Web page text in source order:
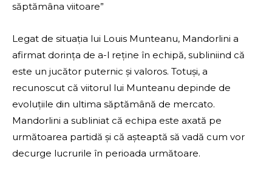
săptămâna viitoare”
Legat de situația lui Louis Munteanu, Mandorlini a
afirmat dorința de a-l reține în echipă, subliniind că
este un jucător puternic și valoros. Totuși, a
recunoscut că viitorul lui Munteanu depinde de
evoluțiile din ultima săptămână de mercato.
Mandorlini a subliniat că echipa este axată pe
următoarea partidă și că așteaptă să vadă cum vor
decurge lucrurile în perioada următoare.